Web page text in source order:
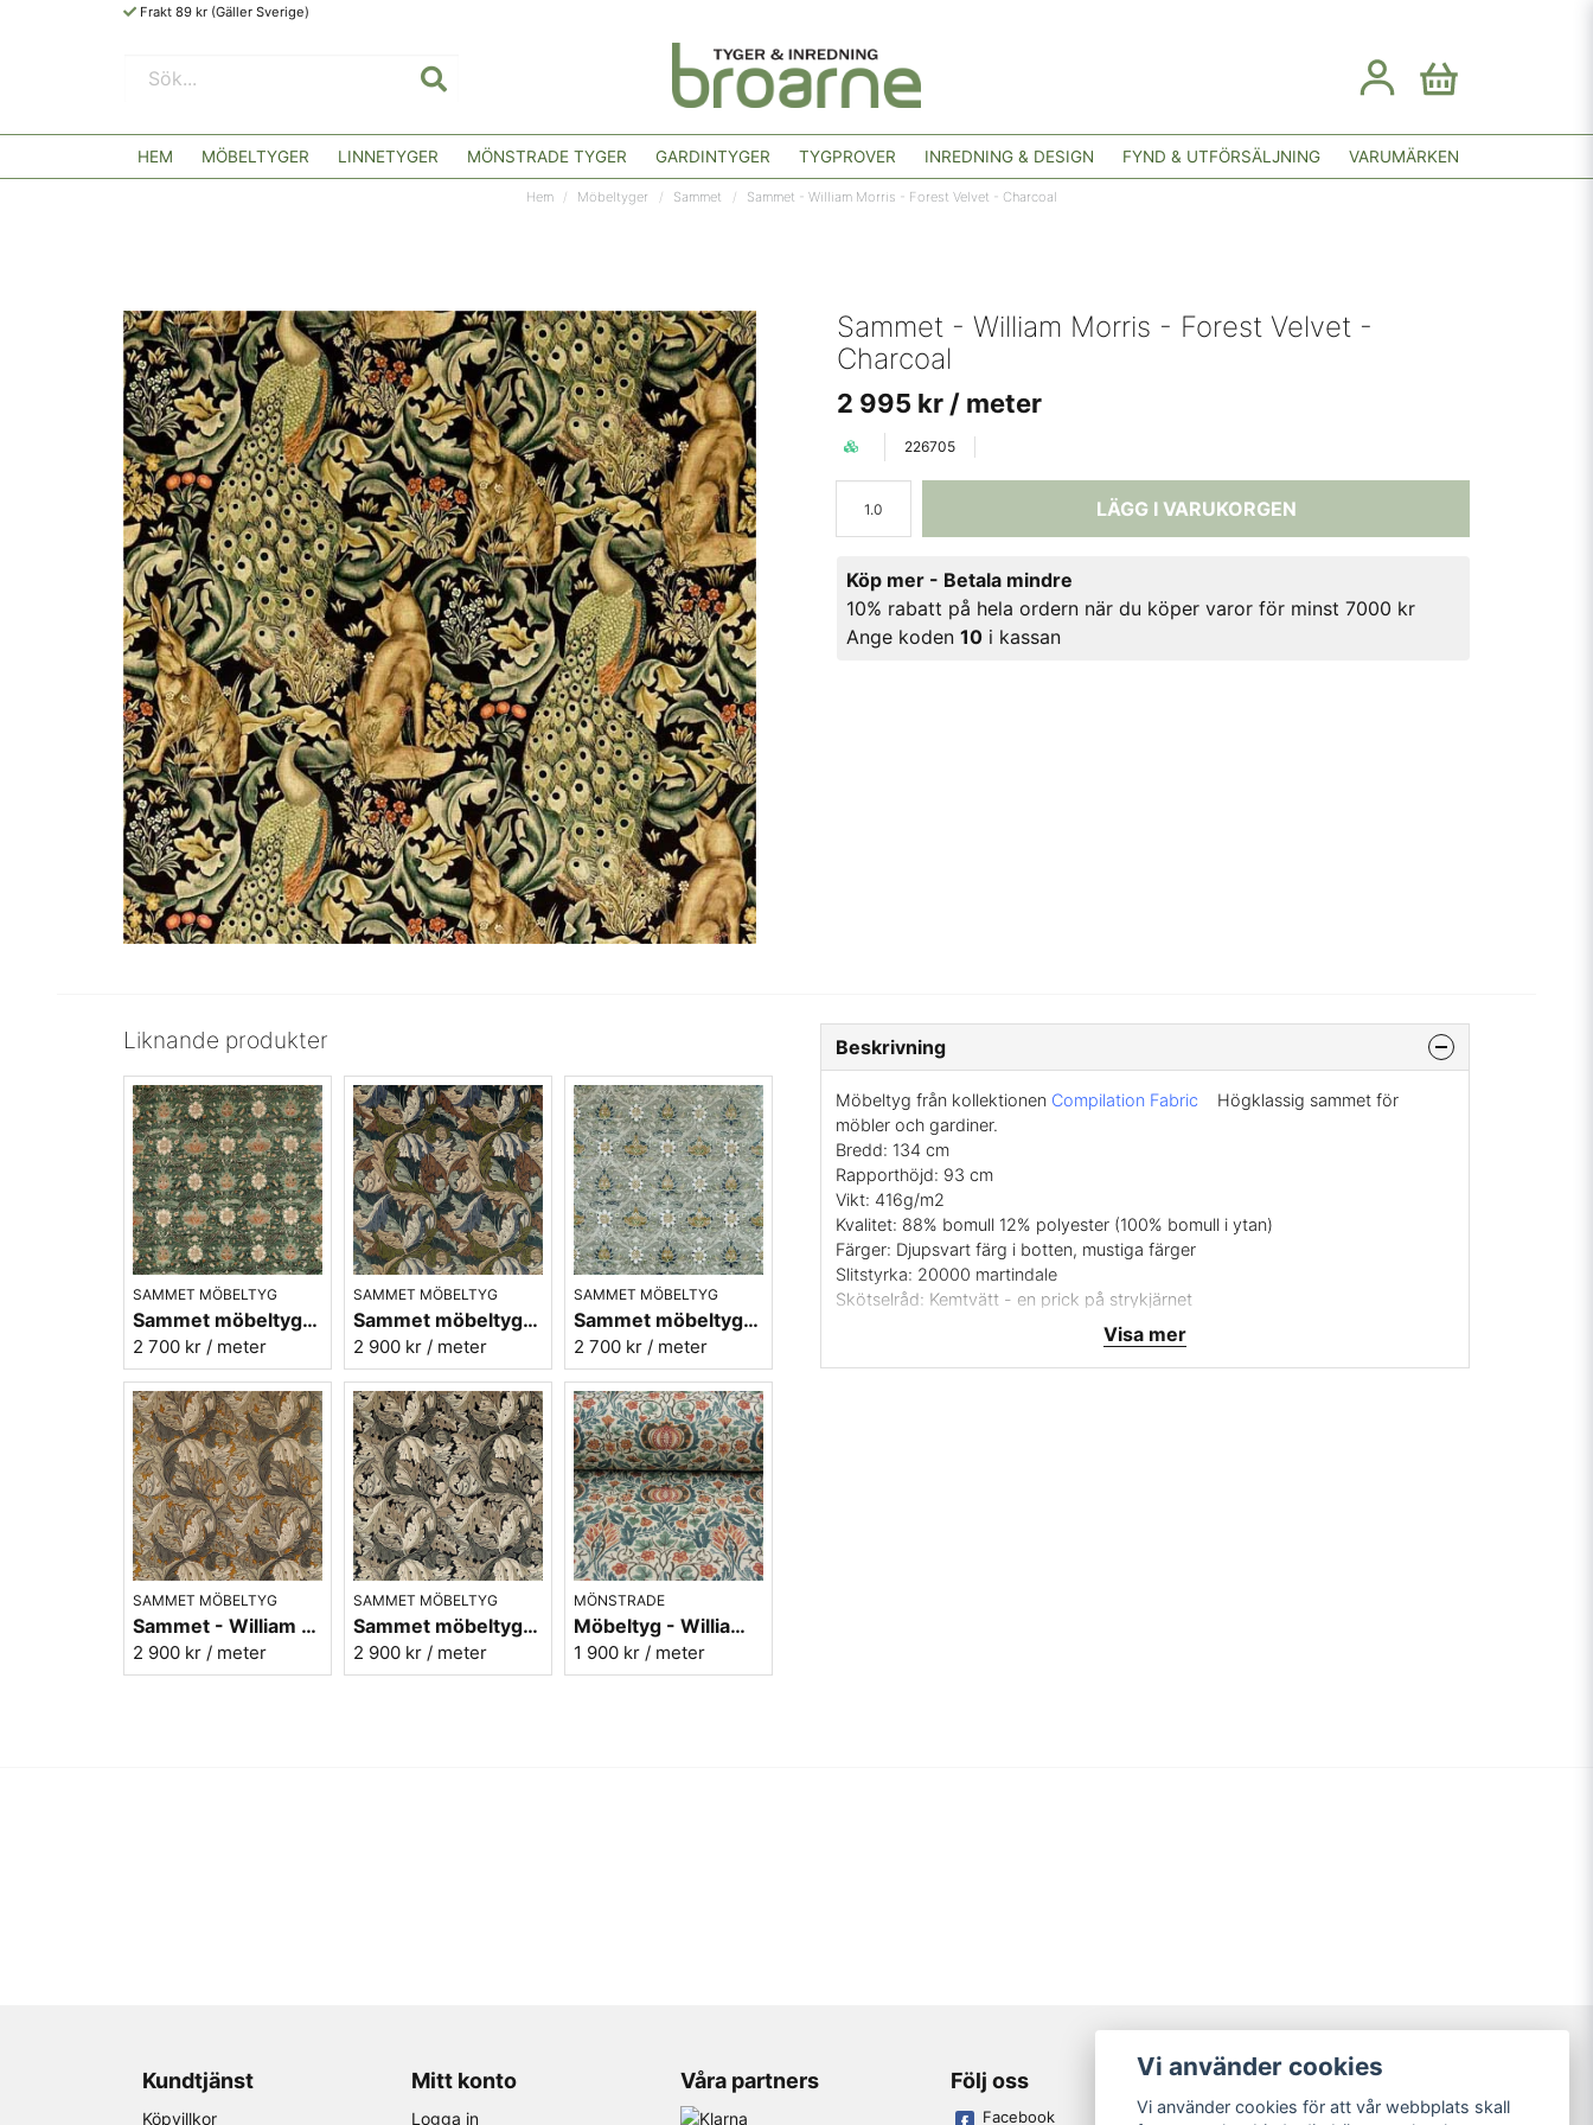
Frakt 89 kr (Gäller Sverige)
HEM MÖBELTYGER LINNETYGER MÖNSTRADE TYGER GARDINTYGER TYGPROVER INREDNING & DESIGN FYND & UTFÖRSÄLJNING VARUMÄRKEN
Hem Möbeltyger Sammet Sammet - William Morris - Forest Velvet - Charcoal
Sammet - William Morris - Forest Velvet -
Charcoal
2 995 kr / meter
226705
LÄGG I VARUKORGEN
Köp mer - Betala mindre
10% rabatt på hela ordern när du köper varor för minst 7000 kr
Ange koden10 i kassan
Liknande produkter
SAMMET MÖBELTYG
Sammet möbeltyg - William Morris - Montreal velvet - forest/teal
2 700 kr / meter
SAMMET MÖBELTYG
Sammet möbeltyg - William Morris - Acanthus - slate blue/thyme
2 900 kr / meter
SAMMET MÖBELTYG
Sammet möbeltyg - William Morris - Montreal velvet - grey charcoal
2 700 kr / meter
SAMMET MÖBELTYG
Sammet - William Morris - Acanthus Velvet - mustard/grey
2 900 kr / meter
SAMMET MÖBELTYG
Sammet möbeltyg - William Morris - Acanthus - charcoal/grey
2 900 kr / meter
MÖNSTRADE
Möbeltyg - William Morris - Little Chintz - teal/saffron
1 900 kr / meter
Beskrivning
Möbeltyg från kollektionen Compilation Fabric
Högklassig sammet för
möbler och gardiner.
Bredd: 134 cm
Rapporthöjd: 93 cm
Vikt: 416g/m2
Kvalitet: 88% bomull 12% polyester (100% bomull i ytan)
Färger: Djupsvart färg i botten, mustiga färger
Slitstyrka: 20000 martindale
Skötselråd: Kemtvätt - en prick på strykjärnet
Leveransvillkor: Beställningsvara, leveranstid 1-3 veckor, ingen returrätt.
Visa mer
Kundtjänst
Köpvillkor
Mitt konto
Logga in
Våra partners Följ oss
Facebook
Broarne AB
© Copyright
Vi använder cookies
Vi använder cookies för att vår webbplats skall